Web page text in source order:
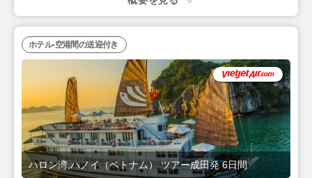
ハロン湾,ハノイ（ベトナム） ツアー成田発 6日間
ホテル-空港間の送迎付き